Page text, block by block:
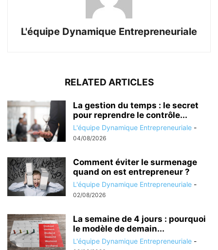
L'équipe Dynamique Entrepreneuriale
RELATED ARTICLES
La gestion du temps : le secret
pour reprendre le contrôle...
L'équipe Dynamique Entrepreneuriale -
04/08/2026
Comment éviter le surmenage
quand on est entrepreneur ?
L'équipe Dynamique Entrepreneuriale -
02/08/2026
La semaine de 4 jours : pourquoi
le modèle de demain...
L'équipe Dynamique Entrepreneuriale -